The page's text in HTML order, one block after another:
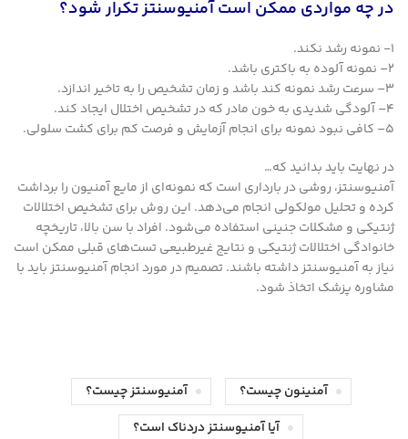
در چه مواردی ممکن است آمنیوسنتز تکرار شود؟
1- نمونه رشد نکند.
2– نمونه آلوده به باکتری باشد.
3– سرعت رشد نمونه کند باشد و زمان تشخیص را به تاخیر اندازد.
4– آلودگی شدیدی به خون مادر که در تشخیص اختلال ایجاد کند.
5– کافی نبود نمونه برای انجام آزمایش و فرصت کم برای کشت سلولی.
در نهایت باید بدانید که…
آمنیوسنتز، روشی در بارداری است که نمونه‌ای از مایع آمنیون را برداشت
کرده و تحلیل مولکولی انجام می‌دهد. این روش برای تشخیص اختلالات
ژنتیکی و مشکلات جنینی استفاده می‌شود. افراد با سن بالا، تاریخچه
خانوادگی اختلالات ژنتیکی و نتایج غیرطبیعی تست‌های قبلی ممکن است
نیاز به آمنیوسنتز داشته باشند. تصمیم در مورد انجام آمنیوسنتز باید با
مشاوره پزشک اتخاذ شود.
آمنینون چیست؟
آمنیوسنتز چیست؟
آیا آمنیوسنتز دردناک است؟